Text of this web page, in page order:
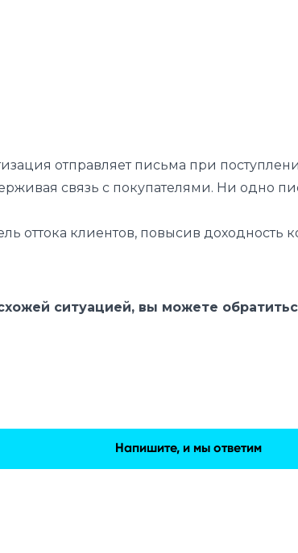
отправляет письма при
связь с покупателями. Ни одно
оттока клиентов, повысив доходность
ситуацией, вы можете
Напишите, и мы ответим